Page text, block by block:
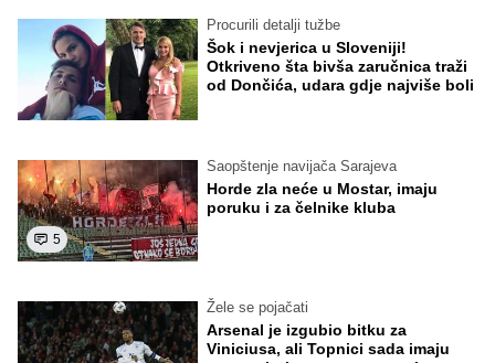
Procurili detalji tužbe
Šok i nevjerica u Sloveniji!
Otkriveno šta bivša zaručnica traži
od Dončića, udara gdje najviše boli
5
Saopštenje navijača Sarajeva
Horde zla neće u Mostar, imaju
poruku i za čelnike kluba
Žele se pojačati
Arsenal je izgubio bitku za
Viniciusa, ali Topnici sada imaju